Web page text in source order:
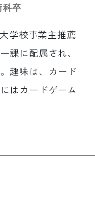
卒
学校事業主推薦
課に配属され、
趣味は、カード
はカードゲーム